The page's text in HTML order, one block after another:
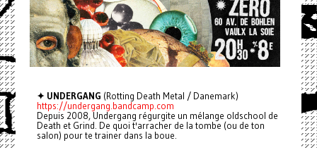
✦ UNDERGANG (Rotting Death Metal / Danemark)
https://undergang.bandcamp.com
Depuis 2008, Undergang régurgite un mélange oldschool de
Death et Grind. De quoi t'arracher de la tombe (ou de ton
salon) pour te trainer dans la boue.